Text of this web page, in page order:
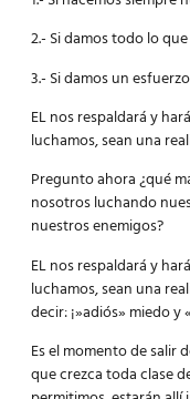
2.- Si damos todo lo
3.- Si damos un
EL nos respaldará y
luchamos, sean una
Pregunto ahora ¿qué
nosotros luchando
nuestros enemigos?
EL nos respaldará y
luchamos, sean una
decir: ¡»adiós» miedo y
Es el momento de salir
que crezca toda clase